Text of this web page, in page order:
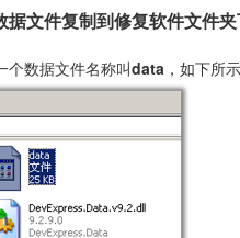
文件复制到修复软件文件
个数据文件名称叫data ，如下所